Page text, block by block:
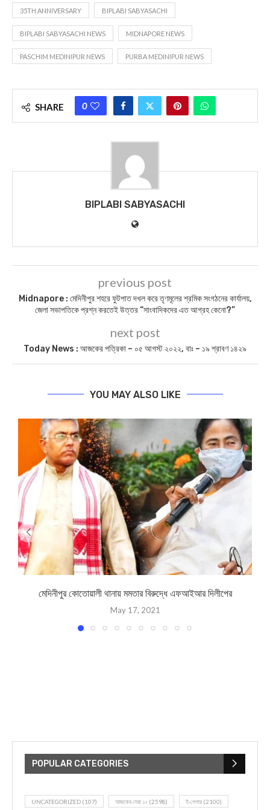
35TH ANNIVERSARY BIPLABI SABYASACHI
BIPLABI SABYASACHI NEWS MIDNAPORE NEWS
PASCHIM MEDINIPUR NEWS PURBA MEDINIPUR NEWS
SHARE 0
BIPLABI SABYASACHI
previous post
Midnapore : মেদিনীপুর শহরে ফুটপাত দখল করে তৃণমূলের শ্রমিক সংগঠনের কার্যালয়,
জেলা সভাপতিকে প্রশ্ন করতেই উত্তর “সাংবাদিকদের এত আগ্রহ কেনো?”
next post
Today News : আজকের পত্রিকা – ০৫ আগস্ট ২০২২, বাঃ – ১৯ শ্রাবণ ১৪২৯
YOU MAY ALSO LIKE
মেদিনীপুর কোতোয়ালী থানায় মমতার বিরুদ্ধে এফআইআর দিলীপের
May 17, 2021
POPULAR CATEGORIES
UNCATEGORIZED (107) আজকের সেরা ১০ (2598) ই-পেপার (2100)